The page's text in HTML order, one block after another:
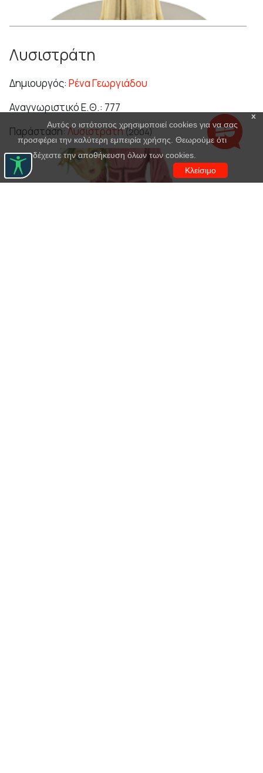
Λυσιστράτη
Δημιουργός: Ρένα Γεωργιάδου
Αναγνωριστικό Ε.Θ.: 777
Παράσταση:Λυσιστράτη(2004)
x
Αυτός ο ιστότοπος χρησιμοποιεί cookies για να σας
προσφέρει την καλύτερη εμπειρία χρήσης. Θεωρούμε ότι
αποδέχεστε την αποθήκευση όλων των cookies.
Κλείσιμο